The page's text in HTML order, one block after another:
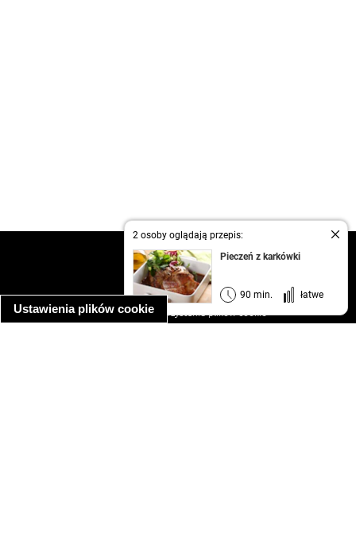
Ustawienia plików cookie
2 osoby oglądają przepis:
Pieczeń z karkówki
90 min. łatwe
kontakt
regulamin
informacja o prywatności
informacja o wykorzystaniu plików cookie